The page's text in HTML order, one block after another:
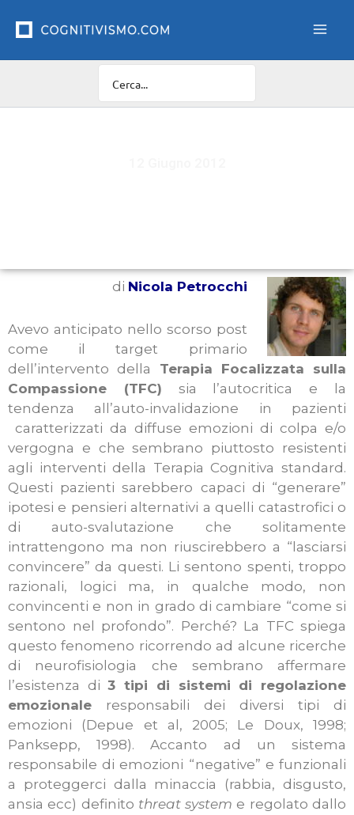
di Nicola Petrocchi
Avevo anticipato nello scorso post
come il target primario
dell’intervento della Terapia Focalizzata sulla
Compassione (TFC) sia l’autocritica e la
tendenza all’auto-invalidazione in pazienti
caratterizzati da diffuse emozioni di colpa e/o
vergogna e che sembrano piuttosto resistenti
agli interventi della Terapia Cognitiva standard.
Questi pazienti sarebbero capaci di “generare”
ipotesi e pensieri alternativi a quelli catastrofici o
di auto-svalutazione che solitamente
intrattengono ma non riuscirebbero a “lasciarsi
convincere” da questi. Li sentono spenti, troppo
razionali, logici ma, in qualche modo, non
convincenti e non in grado di cambiare “come si
sentono nel profondo”. Perché? La TFC spiega
questo fenomeno ricorrendo ad alcune ricerche
di neurofisiologia che sembrano affermare
l’esistenza di3 tipi di sistemi di regolazione
emozionale responsabili dei diversi tipi di
emozioni (Depue et al, 2005; Le Doux, 1998;
Panksepp, 1998).Accanto ad un sistema
responsabile di emozioni “negative” e funzionali
a proteggerci dalla minaccia (rabbia, disgusto,
ansia ecc) definito threat system e regolato dallo